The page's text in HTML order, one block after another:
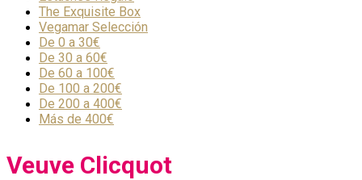
The Exquisite Box
Vegamar Selección
De 0 a 30€
De 30 a 60€
De 60 a 100€
De 100 a 200€
De 200 a 400€
Más de 400€
Veuve Clicquot